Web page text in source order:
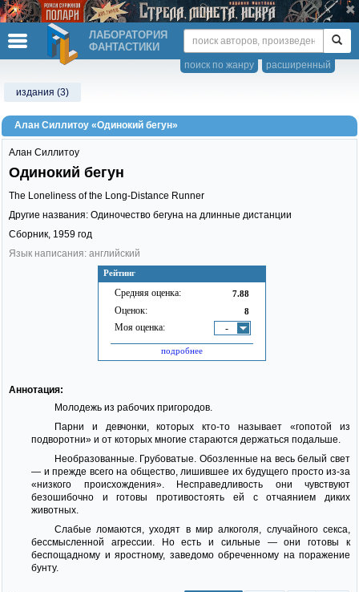
ЛАБОРАТОРИЯ
ФАНТАСТИКИ
расширенный
поиск по жанру
издания (3)
Алан Силлитоу «Одинокий бегун»
Рейтинг
Средняя оценка: 7.88
Оценок: 8
Моя оценка: -
подробнее
Алан Силлитоу
Одинокий бегун
The Loneliness of the Long-Distance Runner
Другие названия: Одиночество бегуна на длинные дистанции
Сборник, 1959 год
Язык написания: английский
Аннотация:
Молодежь из рабочих пригородов.
Парни и девчонки, которых кто-то называет «гопотой из
подворотни» и от которых многие стараются держаться подальше.
Необразованные. Грубоватые. Обозленные на весь белый свет
— и прежде всего на общество, лишившее их будущего просто из-за
«низкого происхождения». Несправедливость они чувствуют
безошибочно и готовы противостоять ей с отчаянием диких
животных.
Слабые ломаются, уходят в мир алкоголя, случайного секса,
бессмысленной агрессии. Но есть и сильные — они готовы к
беспощадному и яростному, заведомо обреченному на поражение
бунту.